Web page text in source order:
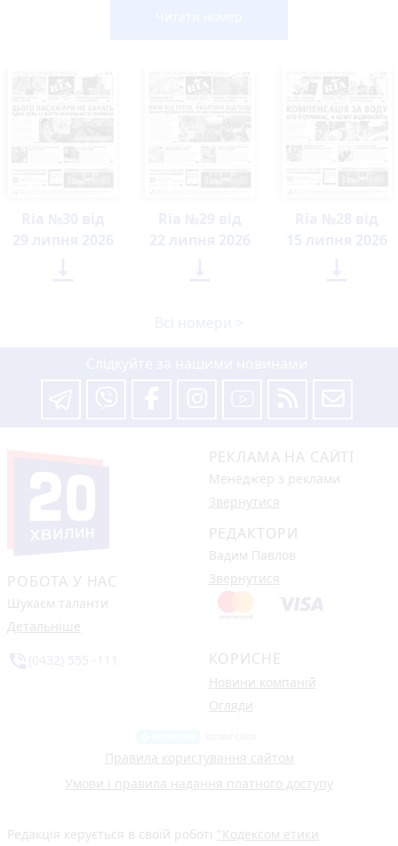
РОБОТА У НАС
Шукаєм таланти
Детальніше
РЕКЛАМА НА САЙТІ
Менеджер з реклами
Звернутися
РЕДАКТОРИ
Вадим Павлов
Звернутися
КОРИСНЕ
Новини компаній
Огляди
Правила користування сайтом
Умови і правила надання платного доступу
Редакція керується в своїй роботі "Кодексом етики